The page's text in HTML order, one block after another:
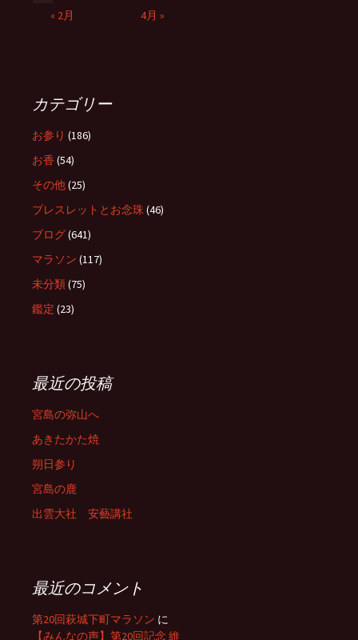
« 2月
4月 »
カテゴリー
お参り (186)
お香 (54)
その他(25)
ブレスレットとお念珠(46)
ブログ(641)
マラソン (117)
未分類(75)
鑑定 (23)
最近の投稿
宮島の弥山へ
あきたかた焼
朔日参り
宮島の鹿
出雲大社 安藝講社
最近のコメント
第20回萩城下町マラソン に
【みんなの声】第20回記念 維